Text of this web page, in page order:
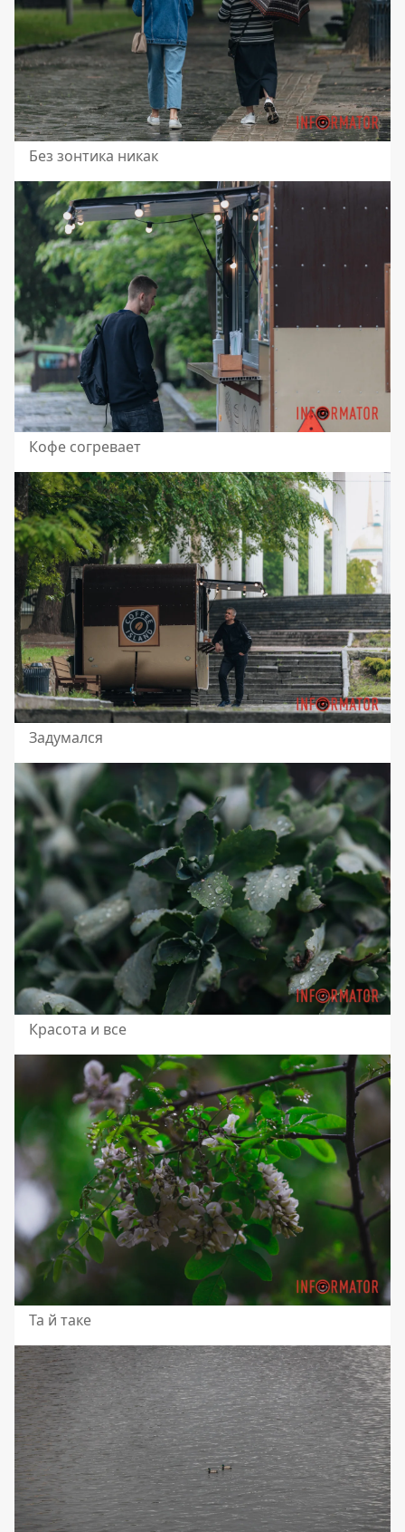
Без зонтика никак
Кофе согревает
Задумался
Красота и все
Та й таке